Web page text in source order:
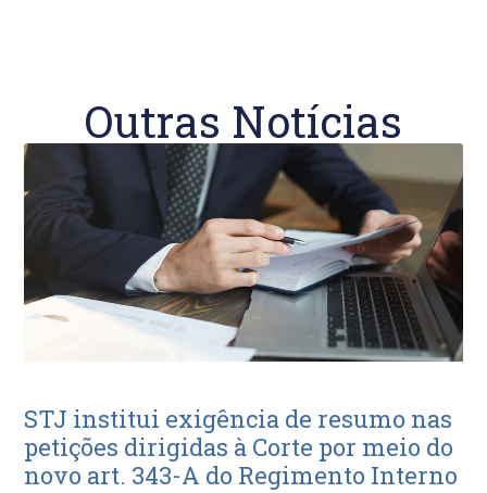
Outras Notícias
STJ institui exigência de resumo nas
petições dirigidas à Corte por meio do
novo art. 343-A do Regimento Interno